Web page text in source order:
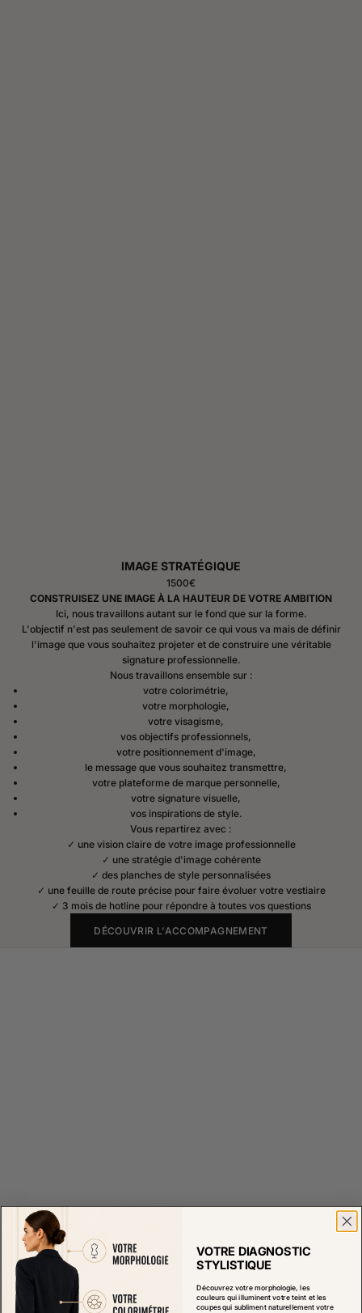
IMAGE STRATÉGIQUE
1500€
CONSTRUISEZ UNE IMAGE À LA HAUTEUR DE VOTRE AMBITION
Ici, nous travaillons autant sur le fond que sur la forme.
L'objectif n'est pas seulement de savoir ce qui vous va mais de définir
l'image que vous souhaitez projeter et de construire une véritable
signature professionnelle.
Nous travaillons ensemble sur :
votre colorimétrie,
votre morphologie,
votre visagisme,
vos objectifs professionnels,
votre positionnement d'image,
le message que vous souhaitez transmettre,
votre plateforme de marque personnelle,
votre signature visuelle,
vos inspirations de style.
Vous repartirez avec :
✓ une vision claire de votre image professionnelle
✓ une stratégie d'image cohérente
✓ des planches de style personnalisées
✓ une feuille de route précise pour faire évoluer votre vestiaire
✓ 3 mois de hotline pour répondre à toutes vos questions
DÉCOUVRIR L'ACCOMPAGNEMENT
VOTRE DIAGNOSTIC
STYLISTIQUE
Découvrez votre morphologie, les
couleurs qui illuminent votre teint et les
coupes qui subliment naturellement votre